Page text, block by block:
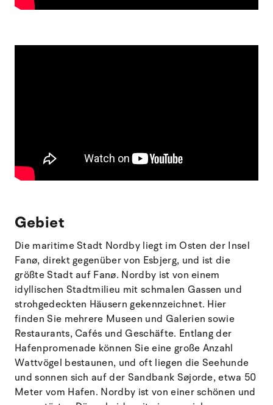
Gebiet
Die maritime Stadt Nordby liegt im Osten der Insel
Fanø, direkt gegenüber von Esbjerg, und ist die
größte Stadt auf Fanø. Nordby ist von einem
idyllischen Stadtmilieu mit schmalen Gassen und
strohgedeckten Häusern gekennzeichnet. Hier
finden Sie mehrere Museen und Galerien sowie
Restaurants, Cafés und Geschäfte. Entlang der
Hafenpromenade können Sie eine große Anzahl
Wattvögel bestaunen, und oft liegen die Seehunde
und sonnen sich auf der Sandbank Søjorde, etwa 50
Meter vom Hafen. Nordby ist von einer schönen und